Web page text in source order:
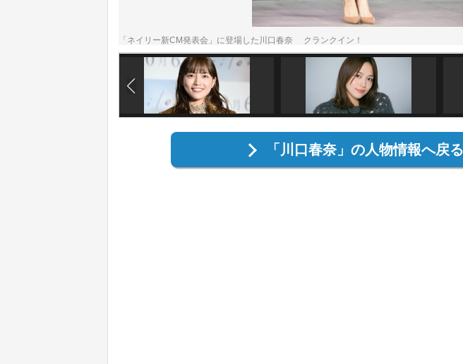
「ネイリー新CM発表会」に登場した川口春奈 クランクイン！
「川口春奈」の人物情報へ戻る